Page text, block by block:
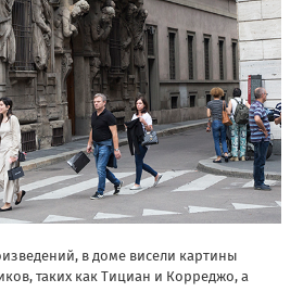
в доме висели картины
таких как Тициан и Корреджо, а